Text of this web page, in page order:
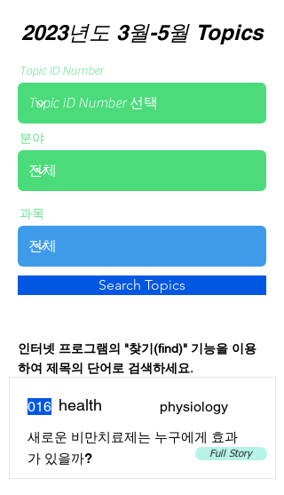
2023년도 3월-5월 Topics
Topic ID Number
분야
과목
Search Topics
인터넷 프로그램의 "찾기(find)" 기능을 이용
하여 제목의 단어로 검색하세요.
016 health physiology
새로운 비만치료제는 누구에게 효과
가 있을까?
Full Story